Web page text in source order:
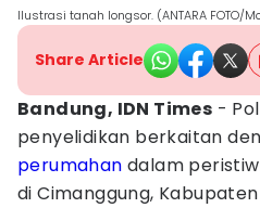
Ilustrasi tanah longsor. (ANTARA FOTO/
Share Article
Bandung, IDN Times -
penyelidikan berkaitan
perumahan dalam
di Cimanggung, Kabupaten